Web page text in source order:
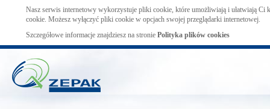
Nasz serwis internetowy wykorzystuje pliki cookie, które umożliwiają i ułatwiają Ci
cookie. Możesz wyłączyć pliki cookie w opcjach swojej przeglądarki internetowej.
Szczegółowe informacje znajdziesz na stronie Polityka plików cookies